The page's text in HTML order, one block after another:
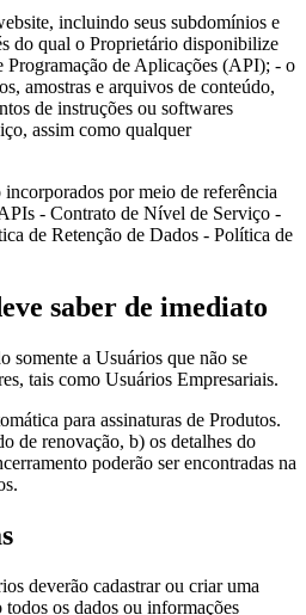
incluindo seus subdomínios e
do qual o Proprietário disponibilize
Programação de Aplicações (API); - o
amostras e arquivos de conteúdo,
de instruções ou softwares
assim como qualquer
incorporados por meio de referência
- Contrato de Nível de Serviço -
de Retenção de Dados - Política de
saber de imediato
somente a Usuários que não se
tais como Usuários Empresariais.
para assinaturas de Produtos.
de renovação, b) os detalhes do
poderão ser encontradas na
deverão cadastrar ou criar uma
os dados ou informações